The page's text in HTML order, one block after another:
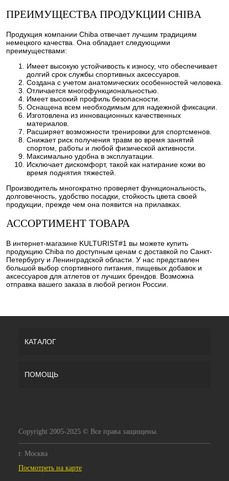
ПРЕИМУЩЕСТВА ПРОДУКЦИИ CHIBA
Продукция компании Chiba отвечает лучшим традициям
немецкого качества. Она обладает следующими
преимуществами:
Имеет высокую устойчивость к износу, что обеспечивает
долгий срок службы спортивных аксессуаров.
Создана с учетом анатомических особенностей человека.
Отличается многофункциональностью.
Имеет высокий профиль безопасности.
Оснащена всем необходимым для надежной фиксации.
Изготовлена из инновационных качественных
материалов.
Расширяет возможности тренировки для спортсменов.
Снижает риск получения травм во время занятий
спортом, работы и любой физической активности.
Максимально удобна в эксплуатации.
Исключает дискомфорт, такой как натирание кожи во
время поднятия тяжестей.
Производитель многократно проверяет функциональность,
долговечность, удобство посадки, стойкость цвета своей
продукции, прежде чем она появится на прилавках.
АССОРТИМЕНТ ТОВАРА
В интернет-магазине KULTURIST#1 вы можете купить
продукцию Chiba по доступным ценам с доставкой по Санкт-
Петербургу и Ленинградской области. У нас представлен
большой выбор спортивного питания, пищевых добавок и
аксессуаров для атлетов от лучших брендов. Возможна
отправка вашего заказа в любой регион России.
КАТАЛОГ
ПОМОЩЬ
Copyright 2005-2025 © Все права защищены.
г. Москва
Посмотреть на карте